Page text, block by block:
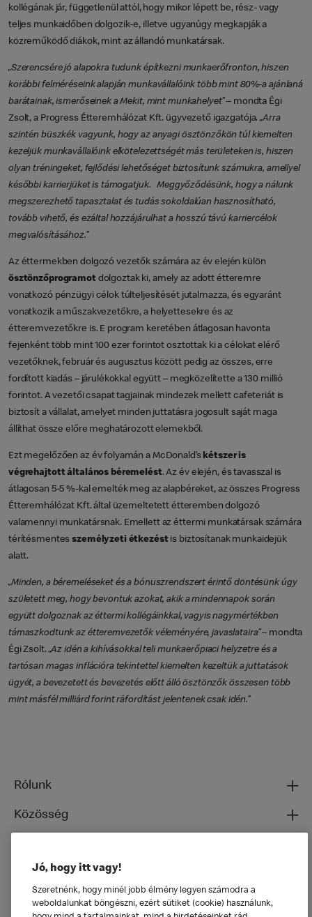
kollégának jár, függetlenül attól, hogy mikor lépett be, rész- vagy
teljes munkaidőben dolgozik-e, illetve ugyanúgy megkapják a
közreműködő diákok, mint az állandó munkatársak.
„Szerencsére jó alapokra tudunk építkezni munkaerőfronton, hiszen
korábbi felméréseink alapján munkavállalóink több mint 80%-a ajánlaná
barátainak, ismerőseinek a Mekit, mint munkahelyet”– mondta Égi
Zsolt, a Progress Étteremhálózat Kft. ügyvezető igazgatója.„Arra
szintén büszkék vagyunk, hogy az anyagi ösztönzőkön túl kiemelten
kezeljük munkavállalóink elkötelezettségét más területeken is, hiszen
olyan tréningeket, fejlődési lehetőséget biztosítunk számukra, amellyel
későbbi karrierjüket is támogatjuk. Meggyőződésünk, hogy a nálunk
megszerezhető tapasztalat és tudás sokoldalúan hasznosítható,
tovább vihető, és ezáltal hozzájárulhat a hosszú távú karriercélok
megvalósításához.”
Az éttermekben dolgozó vezetők számára az év elején külön
ösztönzőprogramotdolgoztak ki, amely az adott étteremre
vonatkozó pénzügyi célok túlteljesítését jutalmazza, és egyaránt
vonatkozik a műszakvezetőkre, a helyettesekre és az
étteremvezetőkre is. E program keretében átlagosan havonta
fejenként több mint 100 ezer forintot osztottak ki a célokat elérő
vezetőknek, február és augusztus között pedig az összes, erre
fordított kiadás – járulékokkal együtt – megközelítette a 130 millió
forintot. A vezetői csapat tagjainak mindezek mellett cafeteriát is
biztosít a vállalat, amelyet minden juttatásra jogosult saját maga
állíthat össze előre meghatározott elemekből.
Ezt megelőzően az év folyamán a McDonald’s kétszer is
végrehajtott általános béremelést. Az év elején, és tavasszal is
átlagosan 5-5 %-kal emelték meg az alapbéreket, az összes Progress
Étteremhálózat Kft. által üzemeltetett étteremben dolgozó
valamennyi munkatársnak. Emellett az éttermi munkatársak számára
térítésmentesszemélyzeti étkezéstis biztosítanak munkaidejük
alatt.
„Minden, a béremeléseket és a bónuszrendszert érintő döntésünk úgy
született meg, hogy bevontuk azokat, akik a mindennapok során
együtt dolgoznak az éttermi kollégáinkkal, vagyis nagymértékben
támaszkodtunk az étteremvezetők véleményére, javaslataira”– mondta
Égi Zsolt.„Az idén a kihívásokkal teli munkaerőpiaci helyzetre és a
tartósan magas inflációra tekintettel kiemelten kezeltük a juttatások
ügyét, a bevezetett és bevezetés előtt álló ösztönzők összesen több
mint másfél milliárd forint ráfordítást jelentenek csak idén.”
Rólunk
Közösség
Általános
Jó, hogy itt vagy!
Szeretnénk, hogy minél jobb élmény legyen számodra a
weboldalunkat böngészni, ezért sütiket (cookie) használunk,